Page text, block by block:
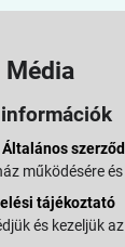
Általános
működésére
tájékoztató
és kezeljük